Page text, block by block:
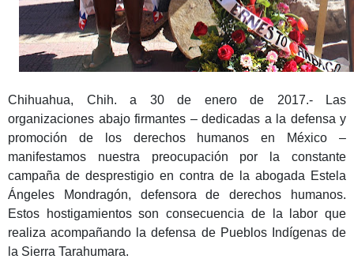
Chihuahua, Chih. a 30 de enero de 2017.- Las
organizaciones abajo firmantes – dedicadas a la defensa y
promoción de los derechos humanos en México –
manifestamos nuestra preocupación por la constante
campaña de desprestigio en contra de la abogada Estela
Ángeles Mondragón, defensora de derechos humanos.
Estos hostigamientos son consecuencia de la labor que
realiza acompañando la defensa de Pueblos Indígenas de
la Sierra Tarahumara.